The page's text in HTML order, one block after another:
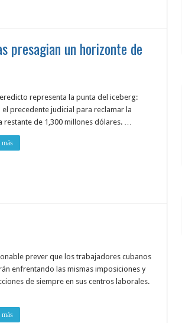
presagian un horizonte de
representa la punta del iceberg:
el precedente judicial para reclamar la
restante de 1,300 millones dólares. …
prever que los trabajadores cubanos
enfrentando las mismas imposiciones y
de siempre en sus centros laborales.